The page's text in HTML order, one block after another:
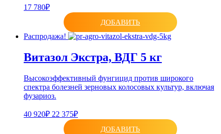
17 780₽
ДОБАВИТЬ
Распродажа!
Витазол Экстра, ВДГ 5 кг
Высокоэффективный фунгицид против широкого
спектра болезней зерновых колосовых культур, включая
фузариоз.
40 920₽ 22 375₽
ДОБАВИТЬ